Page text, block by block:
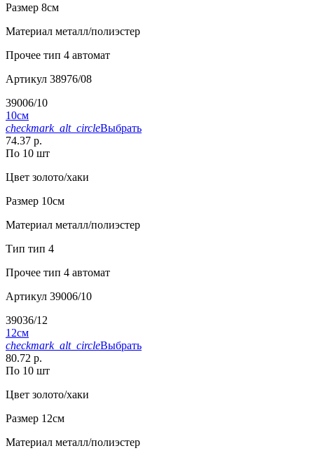
Размер 8см
Материал металл/полиэстер
Прочее тип 4 автомат
Артикул 38976/08
39006/10
10см
checkmark_alt_circleВыбрать
74.37 р.
По 10 шт
Цвет золото/хаки
Размер 10см
Материал металл/полиэстер
Тип тип 4
Прочее тип 4 автомат
Артикул 39006/10
39036/12
12см
checkmark_alt_circleВыбрать
80.72 р.
По 10 шт
Цвет золото/хаки
Размер 12см
Материал металл/полиэстер